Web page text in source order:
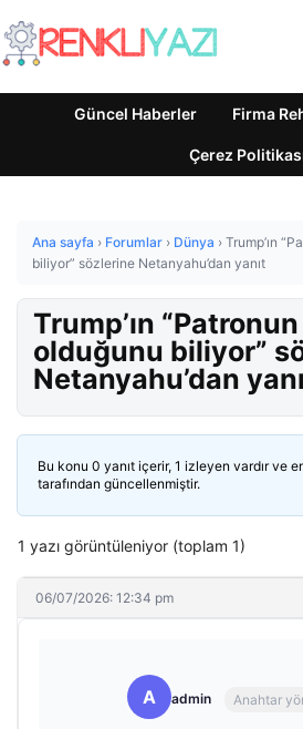
Güncel Haberler Firma
Çerez
Ana sayfa › Forumlar › Dünya › Trump’ın
biliyor” sözlerine Netanyahu’dan yanıt
Trump’ın
olduğunu biliyor”
Netanyahu’dan
Bu konu 0 yanıt içerir, 1 izleyen vardır ve
tarafından güncellenmiştir.
1 yazı görüntüleniyor (toplam 1)
06/07/2026: 12:34 pm
A admin Anahtar